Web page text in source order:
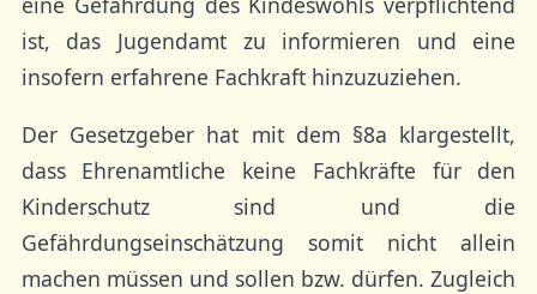
ist, das Jugendamt zu informieren und eine
insofern erfahrene Fachkraft hinzuzuziehen.
Der Gesetzgeber hat mit dem §8a klargestellt,
dass Ehrenamtliche keine Fachkräfte für den
Kinderschutz sind und die
Gefährdungseinschätzung somit nicht allein
machen müssen und sollen bzw. dürfen. Zugleich